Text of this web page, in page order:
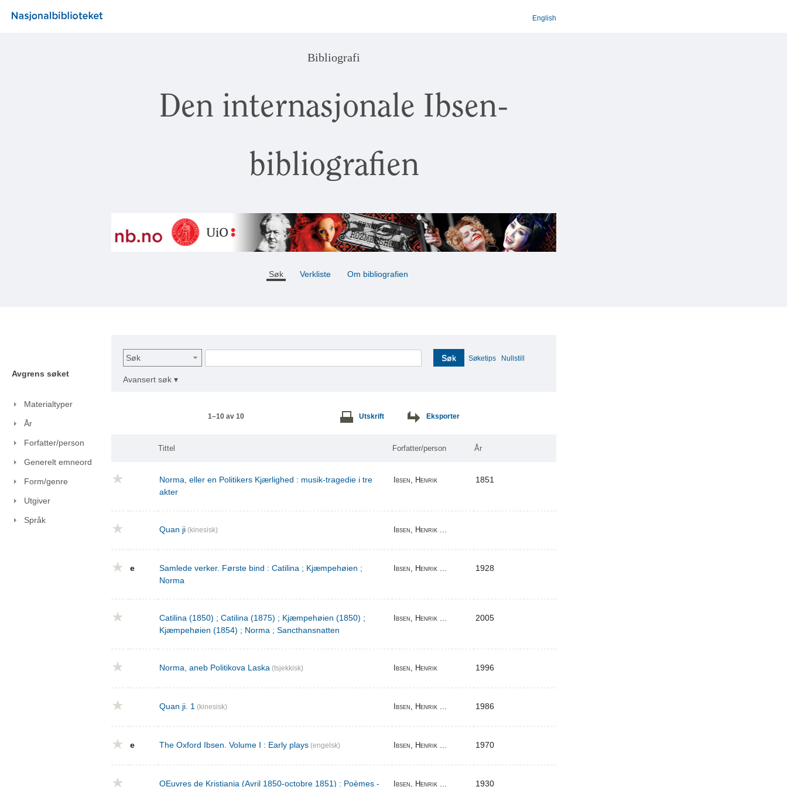
English
Bibliografi
Den internasjonale Ibsen-
bibliografien
Søk Verkliste Om bibliografien
Avgrens søket
Materialtyper
År
Forfatter/person
Generelt emneord
Form/genre
Utgiver
Språk
Søk Søk Søketips Nullstill
Avansert søk ▾
1–10 av 10 Utskrift Eksporter
Tittel Forfatter/person År
Norma, eller en Politikers Kjærlighed : musik-tragedie i tre
akter
Ibsen, Henrik 1851
Quan ji (kinesisk) Ibsen, Henrik ...
e
Samlede verker. Første bind : Catilina ; Kjæmpehøien ;
Norma
Ibsen, Henrik ... 1928
Catilina (1850) ; Catilina (1875) ; Kjæmpehøien (1850) ;
Kjæmpehøien (1854) ; Norma ; Sancthansnatten
Ibsen, Henrik ... 2005
Norma, aneb Politikova Laska (tsjekkisk) Ibsen, Henrik 1996
Quan ji. 1 (kinesisk) Ibsen, Henrik ... 1986
e The Oxford Ibsen. Volume I : Early plays (engelsk) Ibsen, Henrik ... 1970
OEuvres de Kristiania (Avril 1850-octobre 1851) : Poèmes - Ibsen, Henrik ... 1930